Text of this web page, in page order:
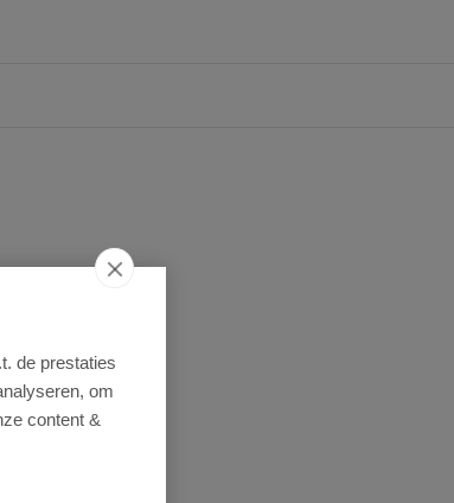
de prestaties
om
content &